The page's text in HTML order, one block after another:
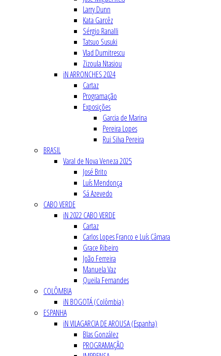
Larry Dunn
Kata Garcêz
Sérgio Ranalli
Tatsuo Susuki
Vlad Dumitrescu
Zizoula Ntasiou
iN ARRONCHES 2024
Cartaz
Programação
Exposições
Garcia de Marina
Pereira Lopes
Rui Silva Pereira
BRASIL
Varal de Nova Veneza 2025
José Brito
Luís Mendonça
Sá Azevedo
CABO VERDE
iN 2022 CABO VERDE
Cartaz
Carlos Lopes Franco e Luís Câmara
Grace Ribeiro
João Ferreira
Manuela Vaz
Queila Fernandes
COLÔMBIA
iN BOGOTÁ (Colômbia)
ESPANHA
iN VILAGARCIA DE AROUSA (Espanha)
Blas González
PROGRAMAÇÃO